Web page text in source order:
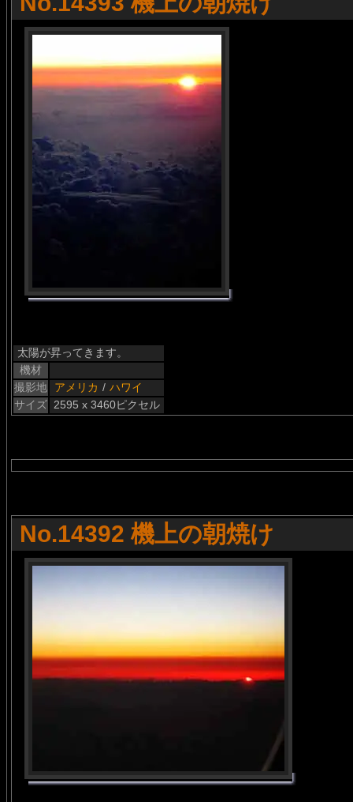
太陽が昇ってきます。
機材
撮影地
アメリカ / ハワイ
サイズ 2595 x 3460ピクセル
No.14392 機上の朝焼け